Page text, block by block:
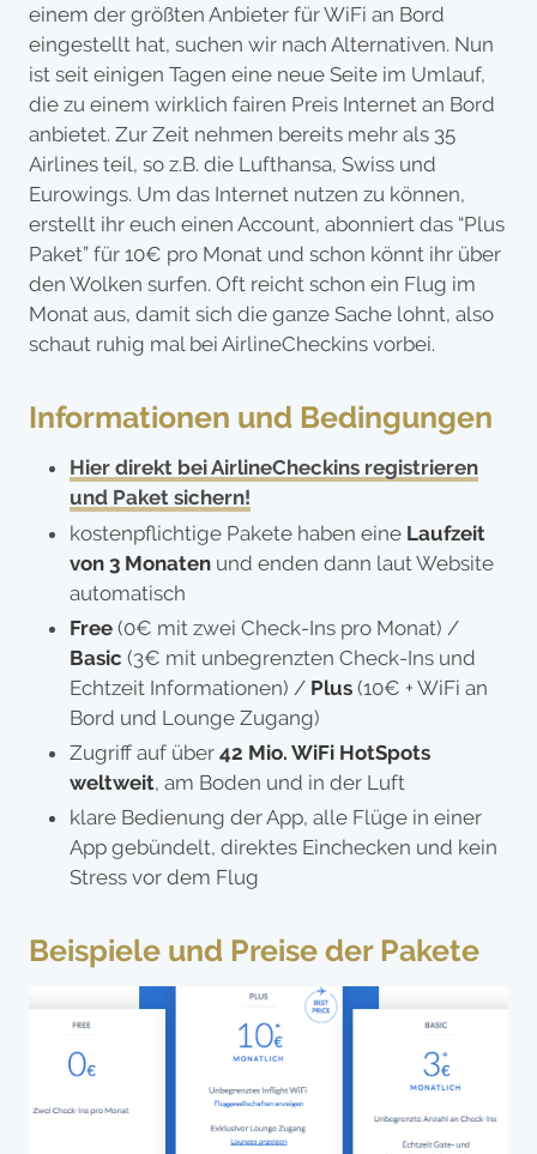
einem der größten Anbieter für WiFi an Bord
eingestellt hat, suchen wir nach Alternativen. Nun
ist seit einigen Tagen eine neue Seite im Umlauf,
die zu einem wirklich fairen Preis Internet an Bord
anbietet. Zur Zeit nehmen bereits mehr als 35
Airlines teil, so z.B. die Lufthansa, Swiss und
Eurowings. Um das Internet nutzen zu können,
erstellt ihr euch einen Account, abonniert das “Plus
Paket” für 10€ pro Monat und schon könnt ihr über
den Wolken surfen. Oft reicht schon ein Flug im
Monat aus, damit sich die ganze Sache lohnt, also
schaut ruhig mal bei AirlineCheckins vorbei.
Informationen und Bedingungen
Hier direkt bei AirlineCheckins registrieren
und Paket sichern!
kostenpflichtige Pakete haben eine Laufzeit
von 3 Monatenund enden dann laut Website
automatisch
Free(0€ mit zwei Check-Ins pro Monat) /
Basic (3€ mit unbegrenzten Check-Ins und
Echtzeit Informationen) / Plus(10€ + WiFi an
Bord und Lounge Zugang)
Zugriff auf über 42 Mio. WiFi HotSpots
weltweit, am Boden und in der Luft
klare Bedienung der App, alle Flüge in einer
App gebündelt, direktes Einchecken und kein
Stress vor dem Flug
Beispiele und Preise der Pakete